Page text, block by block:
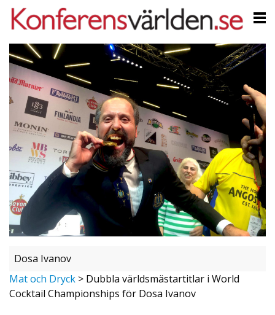
Dosa Ivanov
Mat och Dryck > Dubbla världsmästartitlar i World
Cocktail Championships för Dosa Ivanov